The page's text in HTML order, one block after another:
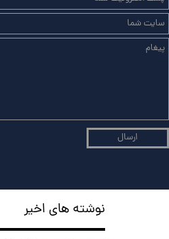
ارسال
نوشته های اخیر